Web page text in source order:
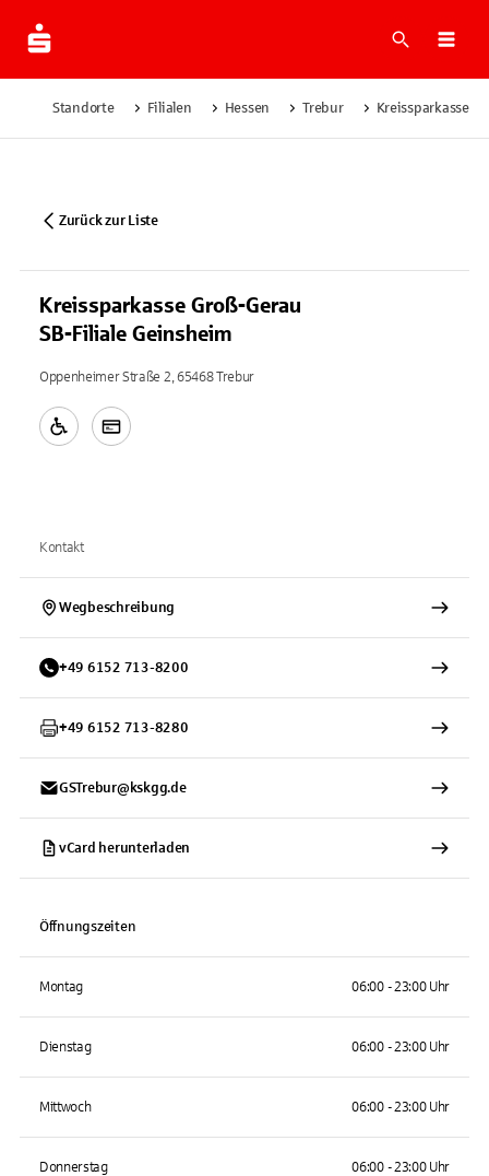
Suche
Standorte Filialen Hessen Trebur Kreissparkasse
Zurück zur Liste
Kreissparkasse Groß-Gerau
SB-Filiale Geinsheim
Oppenheimer Straße 2, 65468 Trebur
Kontakt
Wegbeschreibung
+49 6152 713-8200
+49 6152 713-8280
GSTrebur@kskgg.de
vCard herunterladen
Öffnungszeiten
Montag 06:00 - 23:00 Uhr
Dienstag 06:00 - 23:00 Uhr
Mittwoch 06:00 - 23:00 Uhr
Donnerstag 06:00 - 23:00 Uhr